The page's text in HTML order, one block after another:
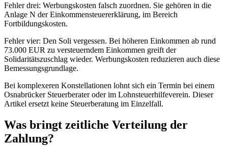
Fehler drei: Werbungskosten falsch zuordnen. Sie gehören in die
Anlage N der Einkommensteuererklärung, im Bereich
Fortbildungskosten.
Fehler vier: Den Soli vergessen. Bei höheren Einkommen ab rund
73.000 EUR zu versteuerndem Einkommen greift der
Solidaritätszuschlag wieder. Werbungskosten reduzieren auch diese
Bemessungsgrundlage.
Bei komplexeren Konstellationen lohnt sich ein Termin bei einem
Osnabrücker Steuerberater oder im Lohnsteuerhilfeverein. Dieser
Artikel ersetzt keine Steuerberatung im Einzelfall.
Was bringt zeitliche Verteilung der
Zahlung?